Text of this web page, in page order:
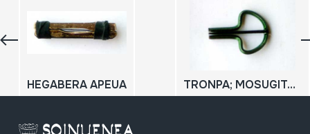
HEGABERA APEUA TRONPA; MOSUGITARRA